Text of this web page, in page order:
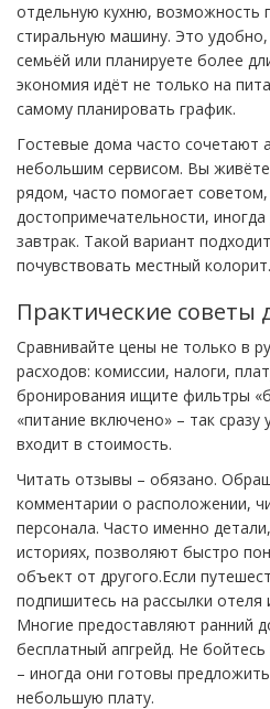
отдельную кухню, возможность
стиральную машину. Это
семьёй или планируете более
экономия идёт не только на
самому планировать график.
Гостевые дома часто сочетают
небольшим сервисом. Вы живёте
рядом, часто помогает
достопримечательности,
завтрак. Такой вариант
почувствовать местный колорит.
Практические советы
Сравнивайте цены не только в
расходов: комиссии, налоги,
бронирования ищите фильтры
«питание включено» – так
входит в стоимость.
Читать отзывы – обязано.
комментарии о расположении,
персонала. Часто именно
историях, позволяют быстро
объект от другого.Если
подпишитесь на рассылки отеля
Многие предоставляют ранний
бесплатный апгрейд. Не
– иногда они готовы
небольшую плату.